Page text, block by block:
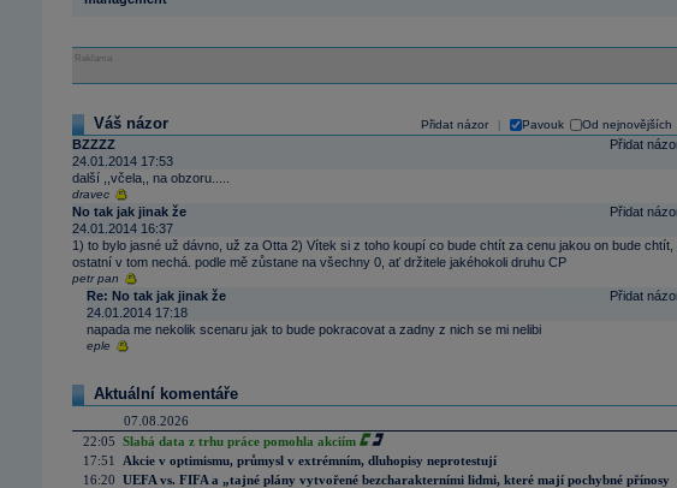
Reklama
Přidat názor Pavouk Od nejnovějších
Váš názor
Přidat
BZZZZ
24.01.2014 17:53
další ,,včela,, na obzoru.....
dravec
Přidat
No tak jak jinak že
24.01.2014 16:37
1) to bylo jasné už dávno, už za Otta 2) Vítek si z toho koupí co bude chtít za cenu jakou on bude chtít,
ostatní v tom nechá. podle mě zůstane na všechny 0, ať držitele jakéhokoli druhu CP
petr pan
Přidat
Re: No tak jak jinak že
24.01.2014 17:18
napada me nekolik scenaru jak to bude pokracovat a zadny z nich se mi nelibi
eple
Aktuální komentáře
07.08.2026
22:05 Slabá data z trhu práce pomohla akciím
17:51
Akcie v optimismu, průmysl v extrémním, dluhopisy neprotestují
16:20 UEFA vs. FIFA a „tajné plány vytvořené bezcharakterními lidmi, které mají pochybné přínosy